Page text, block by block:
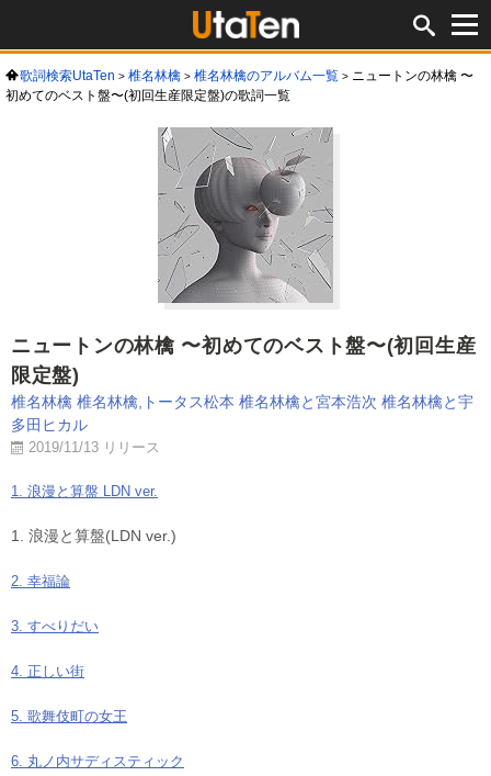
歌詞検索UtaTen 椎名林檎 椎名林檎のアルバム一覧
ニュートンの林檎 〜
初めてのベスト盤〜(初回生産限定盤)の歌詞一覧
ニュートンの林檎 〜初めてのベスト盤〜(初回生産
限定盤)
椎名林檎 椎名林檎,トータス松本 椎名林檎と宮本浩次 椎名林檎と宇
多田ヒカル
2019/11/13 リリース
1. 浪漫と算盤 LDN ver.
1. 浪漫と算盤(LDN ver.)
2. 幸福論
3. すべりだい
4. 正しい街
5. 歌舞伎町の女王
6. 丸ノ内サディスティック